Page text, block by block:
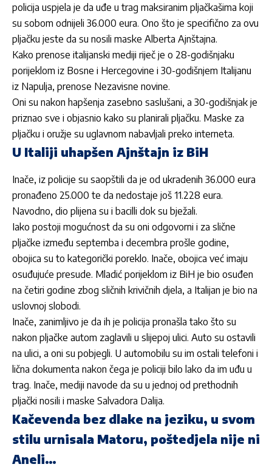
policija uspjela je da uđe u trag maksiranim pljačkašima koji
su sobom odnijeli 36.000 eura. Ono što je specifično za ovu
pljačku jeste da su nosili maske Alberta Ajnštajna.
Kako prenose italijanski mediji riječ je o 28-godišnjaku
porijeklom iz Bosne i Hercegovine i 30-godišnjem Italijanu
iz Napulja, prenose Nezavisne novine.
Oni su nakon hapšenja zasebno saslušani, a 30-godišnjak je
priznao sve i objasnio kako su planirali pljačku. Maske za
pljačku i oružje su uglavnom nabavljali preko interneta.
U Italiji uhapšen Ajnštajn iz BiH
Inače, iz policije su saopštili da je od ukradenih 36.000 eura
pronađeno 25.000 te da nedostaje još 11.228 eura.
Navodno, dio plijena su i bacilli dok su bježali.
Iako postoji mogućnost da su oni odgovorni i za slične
pljačke između septemba i decembra prošle godine,
obojica su to kategorički poreklo. Inače, obojica već imaju
osuđujuće presude. Mladić porijeklom iz BiH je bio osuđen
na četiri godine zbog sličnih krivičnih djela, a Italijan je bio na
uslovnoj slobodi.
Inače, zanimljivo je da ih je policija pronašla tako što su
nakon pljačke autom zaglavili u slijepoj ulici. Auto su ostavili
na ulici, a oni su pobjegli. U automobilu su im ostali telefoni i
lična dokumenta nakon čega je policiji bilo lako da im uđu u
trag. Inače, mediji navode da su u jednoj od prethodnih
pljački nosili i maske Salvadora Dalija.
Kačevenda bez dlake na jeziku, u svom
stilu urnisala Matoru, poštedjela nije ni
Aneli…